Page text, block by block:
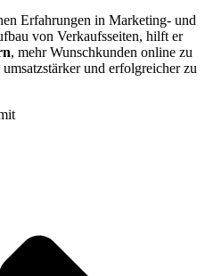
Erfahrungen in Marketing- und
von Verkaufsseiten, hilft er
, mehr Wunschkunden online zu
und erfolgreicher zu